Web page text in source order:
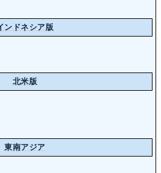
ンドネシア版
北米版
東南アジア